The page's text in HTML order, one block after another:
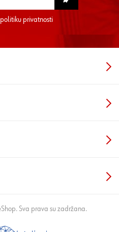
politiku privatnosti
Sva prava su zadržana.